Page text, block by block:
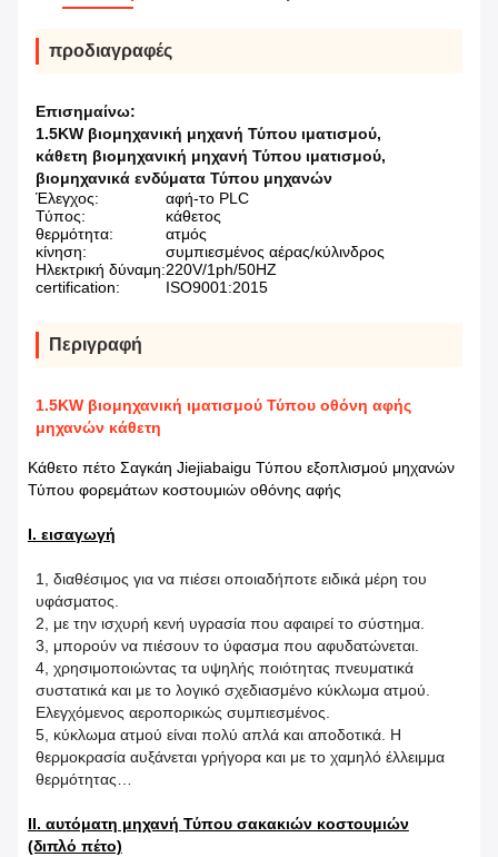
προδιαγραφές
Επισημαίνω:
1.5KW βιομηχανική μηχανή Τύπου ιματισμού,
κάθετη βιομηχανική μηχανή Τύπου ιματισμού,
βιομηχανικά ενδύματα Τύπου μηχανών
Έλεγχος:
αφή-το PLC
Τύπος:
κάθετος
θερμότητα:
ατμός
κίνηση:
συμπιεσμένος αέρας/κύλινδρος
Ηλεκτρική δύναμη:220V/1ph/50HZ
certification:
ISO9001:2015
Περιγραφή
1.5KW βιομηχανική ιματισμού Τύπου οθόνη αφής
μηχανών κάθετη
Κάθετο πέτο Σαγκάη Jiejiabaigu Τύπου εξοπλισμού μηχανών
Τύπου φορεμάτων κοστουμιών οθόνης αφής
Ι. εισαγωγή
1, διαθέσιμος για να πιέσει οποιαδήποτε ειδικά μέρη του
υφάσματος.
2, με την ισχυρή κενή υγρασία που αφαιρεί το σύστημα.
3, μπορούν να πιέσουν το ύφασμα που αφυδατώνεται.
4, χρησιμοποιώντας τα υψηλής ποιότητας πνευματικά
συστατικά και με το λογικό σχεδιασμένο κύκλωμα ατμού.
Ελεγχόμενος αεροπορικώς συμπιεσμένος.
5, κύκλωμα ατμού είναι πολύ απλά και αποδοτικά. Η
θερμοκρασία αυξάνεται γρήγορα και με το χαμηλό έλλειμμα
θερμότητας…
ΙΙ. αυτόματη μηχανή Τύπου σακακιών κοστουμιών
(διπλό πέτο)